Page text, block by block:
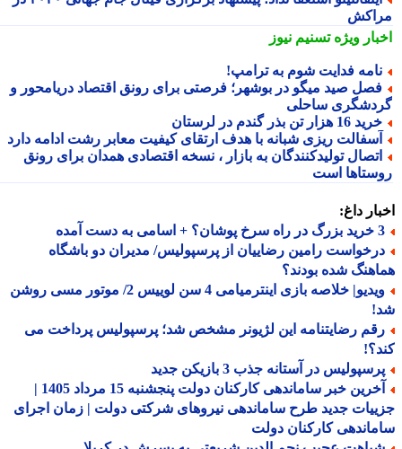
ویژهتسنیم نیوز
فدایت شوم به ترامپ!
صید میگو در بوشهر؛ فرصتی برای رونق اقتصاد دریامحور و
ساحلی
16 هزار تن بذر گندم در لرستان
ریزی شبانه با هدف ارتقای کیفیت معابر رشت ادامه دارد
تولیدکنندگان به بازار ، نسخه اقتصادی همدان برای رونق
است
داغ:
رامین رضاییان از پرسپولیس/ مدیران دو باشگاه
شده بودند؟
ویدیو| خلاصه بازی اینترمیامی 4 سن لوییس 2/ موتور مسی روشن
رضایتنامه این لژیونر مشخص شد؛ پرسپولیس پرداخت می
در آستانه جذب 3 بازیکن جدید
آخرین خبر ساماندهی کارکنان دولت پنجشنبه 15 مرداد 1405 |
جدید طرح ساماندهی نیروهای شرکتی دولت | زمان اجرای
کارکنان دولت